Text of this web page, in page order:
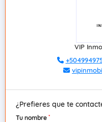
VIP
¿Prefieres que te
Tu nombre *